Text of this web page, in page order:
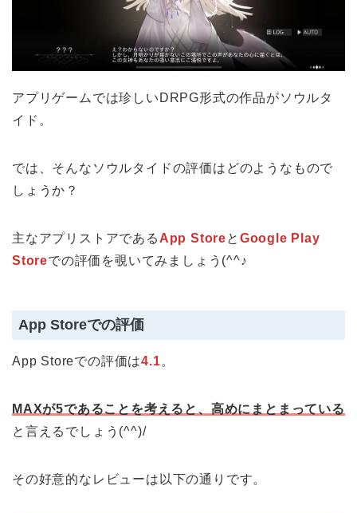
アプリゲームでは珍しいDRPG形式の作品がソウルタ
イド。
では、そんなソウルタイドの評価はどのようなもので
しょうか？
主なアプリストアである App Storeと Google Play
Storeでの評価を覗いてみましょう(^^♪
App Storeでの評価
App Storeでの評価は4.1。
MAXが5であることを考えると、高めにまとまっている
と言えるでしょう(^^)/
その好意的なレビューは以下の通りです。